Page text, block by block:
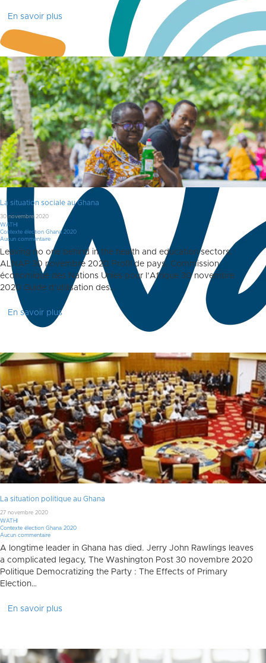
En savoir plus
La situation sociale au Ghana
30 novembre 2020
WATHI
Contexte élection Ghana 2020
Aucun commentaire
Leaving no one behind in the health and education sectors,
ALNAP 30 novembre 2020 Profil de pays, Commission
économique des Nations Unies pour l’Afrique 30 novembre
2020 Guide d’utilisation des…
En savoir plus
La situation politique au Ghana
27 novembre 2020
WATHI
Contexte élection Ghana 2020
Aucun commentaire
A longtime leader in Ghana has died. Jerry John Rawlings leaves
a complicated legacy, The Washington Post 30 novembre 2020
Politique Democratizing the Party : The Effects of Primary
Election…
En savoir plus